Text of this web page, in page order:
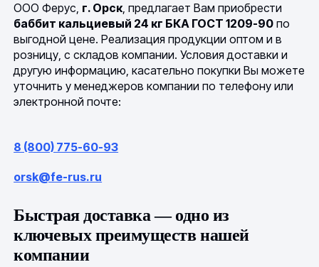
ООО Ферус, г. Орск, предлагает Вам приобрести
баббит кальциевый 24 кг БКА ГОСТ 1209-90 по
выгодной цене. Реализация продукции оптом и в
розницу, с складов компании. Условия доставки и
другую информацию, касательно покупки Вы можете
уточнить у менеджеров компании по телефону или
электронной почте:
8 (800) 775-60-93
orsk@fe-rus.ru
Быстрая доставка — одно из
ключевых преимуществ нашей
компании